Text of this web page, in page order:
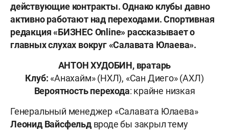
действующие контракты. Однако клубы давно
активно работают над переходами. Спортивная
редакция «БИЗНЕС Online» рассказывает о
главных слухах вокруг «Салавата Юлаева».
АНТОН ХУДОБИН, вратарь
Клуб: «Анахайм» (НХЛ), «Сан Диего» (АХЛ)
Вероятность перехода: крайне низкая
Генеральный менеджер «Салавата Юлаева»
Леонид Вайсфельдвроде бы закрыл тему